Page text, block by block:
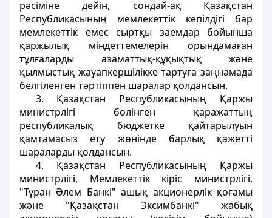
рәсiмiне дейiн, сондай-ақ Қазақстан
Республикасының мемлекеттік кепілдігі бар
мемлекеттік емес сыртқы заемдар бойынша
қаржылық мiндеттемелерiн орындамаған
тұлғаларды азаматтық-құқықтық және
қылмыстық жауапкершілікке тартуға заңнамада
белгiленген тәртiппен шаралар қолдансын.
3. Қазақстан Республикасының Қаржы
министрлігі бөлінген қаражаттың
республикалық бюджетке қайтарылуын
қамтамасыз ету жөнінде барлық қажеттi
шараларды қолдансын.
4. Қазақстан Республикасының Қаржы
министрлігі, Мемлекеттік кіріс министрлігі,
"Тұран Әлем Банкі" ашық акционерлік қоғамы
және "Қазақстан Эксимбанкі" жабық